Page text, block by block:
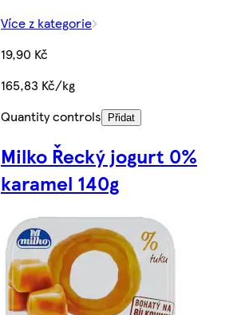
Více z kategorie
19,90 Kč
165,83 Kč/kg
Quantity controls
Přidat
Milko Řecký jogurt 0%
karamel 140g